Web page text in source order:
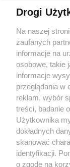
NA
Polityka
RODO
Warunki
Drogi
Na naszej
zaufanych
informacje na
osobowe, takie
informacje
przeglądania w
reklam, wybór
treści, badanie
Użytkownika
dokładnych
skanować
identyfikacji.
o zgodę na